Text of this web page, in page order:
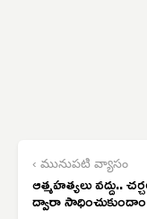
‹ మునుపటి వ్యాసం
ఆత్మహత్యలు వద్దు..
ద్వారా సాధించుకుందాం